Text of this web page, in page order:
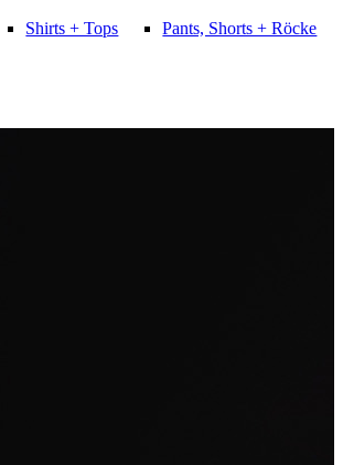
Shirts + Tops Pants, Shorts + Röcke